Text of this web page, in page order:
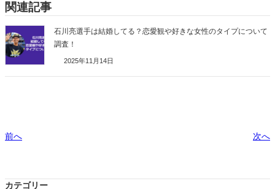
関連記事
石川亮選手は結婚してる？恋愛観や好きな女性のタイプについて
調査！
2025年11月14日
前へ 次へ
カテゴリー